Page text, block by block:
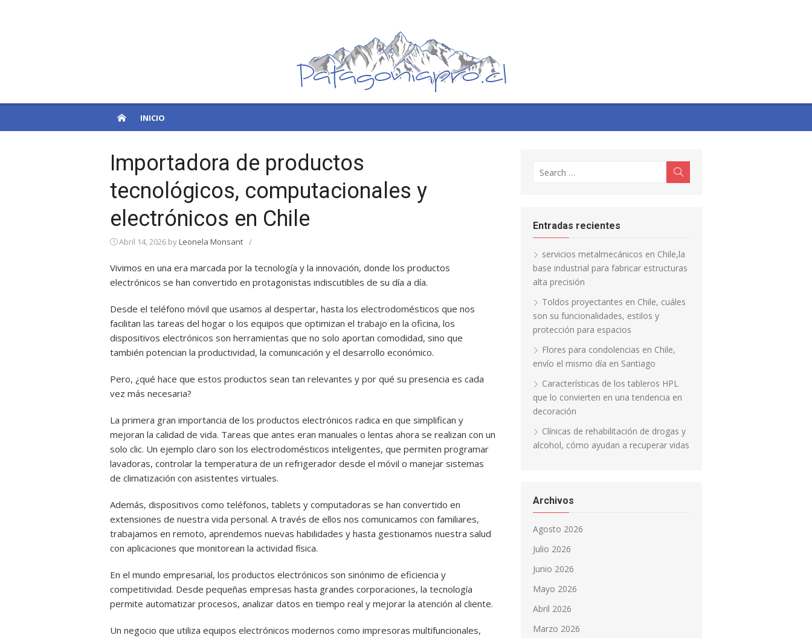
INICIO
Importadora de productos
tecnológicos, computacionales y
electrónicos en Chile
Abril 14, 2026 byLeonela Monsant /
Vivimos en una era marcada por la tecnología y la innovación, donde los productos
electrónicos se han convertido en protagonistas indiscutibles de su día a día.
Desde el teléfono móvil que usamos al despertar, hasta los electrodomésticos que nos
facilitan las tareas del hogar o los equipos que optimizan el trabajo en la oficina, los
dispositivos electrónicos son herramientas que no solo aportan comodidad, sino que
también potencian la productividad, la comunicación y el desarrollo económico.
Pero, ¿qué hace que estos productos sean tan relevantes y por qué su presencia es cada
vez más necesaria?
La primera gran importancia de los productos electrónicos radica en que simplifican y
mejoran la calidad de vida. Tareas que antes eran manuales o lentas ahora se realizan con un
solo clic. Un ejemplo claro son los electrodomésticos inteligentes, que permiten programar
lavadoras, controlar la temperatura de un refrigerador desde el móvil o manejar sistemas
de climatización con asistentes virtuales.
Además, dispositivos como teléfonos, tablets y computadoras se han convertido en
extensiones de nuestra vida personal. A través de ellos nos comunicamos con familiares,
trabajamos en remoto, aprendemos nuevas habilidades y hasta gestionamos nuestra salud
con aplicaciones que monitorean la actividad física.
En el mundo empresarial, los productos electrónicos son sinónimo de eficiencia y
competitividad. Desde pequeñas empresas hasta grandes corporaciones, la tecnología
permite automatizar procesos, analizar datos en tiempo real y mejorar la atención al cliente.
Un negocio que utiliza equipos electrónicos modernos como impresoras multifuncionales,
for:
Entradas recientes
servicios metalmecánicos en Chile,la
base industrial para fabricar estructuras
alta precisión
Toldos proyectantes en Chile, cuáles
son su funcionalidades, estilos y
protección para espacios
Flores para condolencias en Chile,
envío el mismo día en Santiago
Características de los tableros HPL
que lo convierten en una tendencia en
decoración
Clínicas de rehabilitación de drogas y
alcohol, cómo ayudan a recuperar vidas
Archivos
Agosto 2026
Julio 2026
Junio 2026
Mayo 2026
Abril 2026
Marzo 2026